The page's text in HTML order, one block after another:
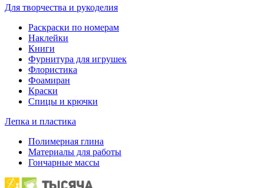
Для творчества и рукоделия
Раскраски по номерам
Наклейки
Книги
Фурнитура для игрушек
Флористика
Фоамиран
Краски
Спицы и крючки
Лепка и пластика
Полимерная глина
Материалы для работы
Гончарные массы